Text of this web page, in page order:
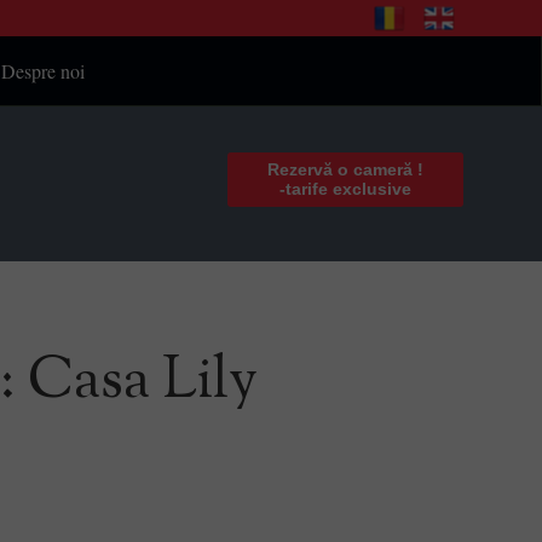
Rezervă o cameră !
-tarife exclusive
Despre noi
Casa Lily